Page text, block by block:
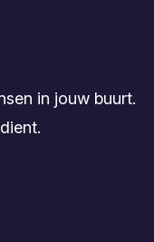
in jouw buurt.